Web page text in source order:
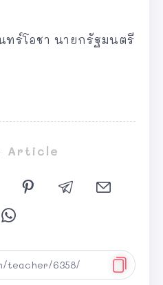
ทร์โอชา นายกรัฐมนตรี
Article